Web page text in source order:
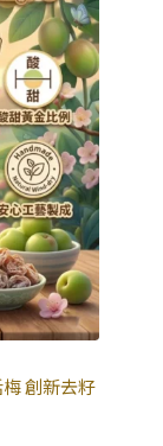
創新去籽